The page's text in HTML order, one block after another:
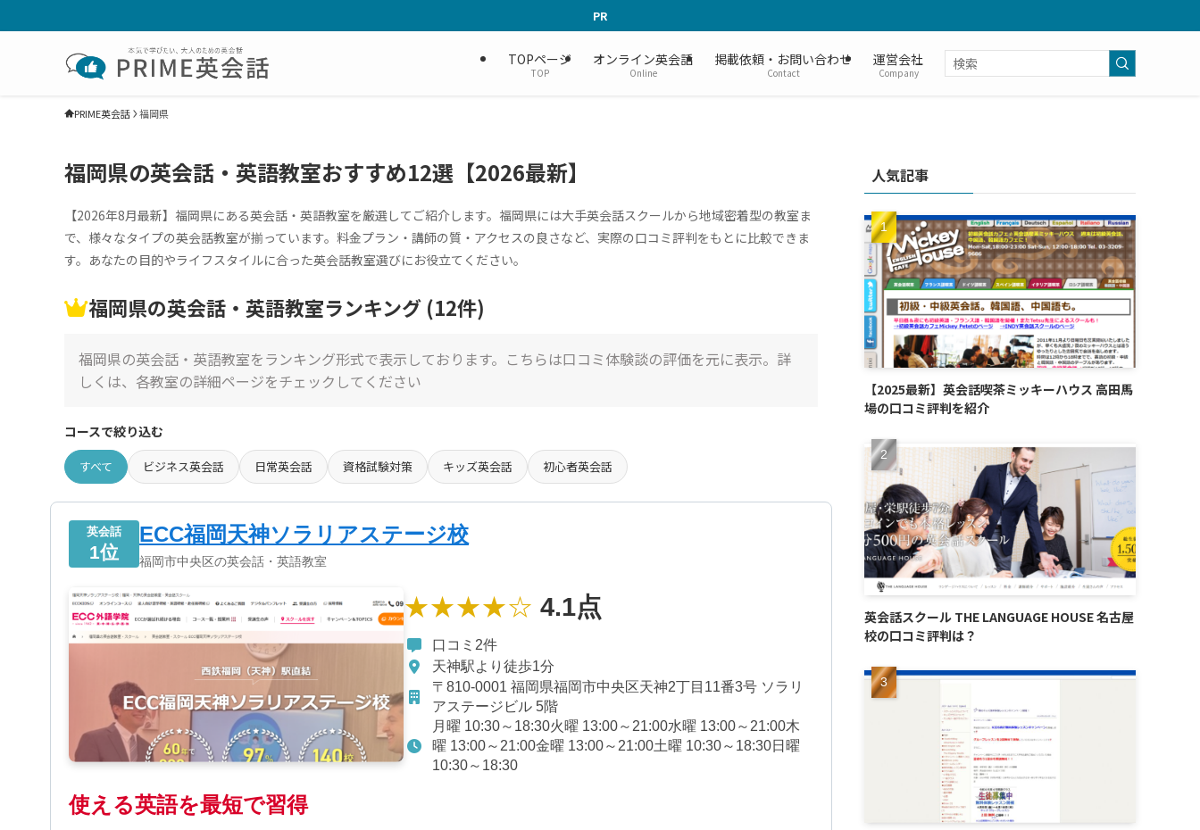
PR
TOPページ
TOP
オンライン英会話
Online
掲載依頼・お問い合わせ
Contact
運営会社
Company
PRIME英会話 福岡県
福岡県の英会話・英語教室おすすめ12選【2026最新】
【2026年8月最新】福岡県にある英会話・英語教室を厳選してご紹介します。福岡県には大手英会話スクールから地域密着型の教室ま
で、様々なタイプの英会話教室が揃っています。料金プラン・講師の質・アクセスの良さなど、実際の口コミ評判をもとに比較できま
す。あなたの目的やライフスタイルに合った英会話教室選びにお役立てください。
福岡県の英会話・英語教室ランキング (12件)
福岡県の英会話・英語教室をランキング形式で表示しております。こちらは口コミ体験談の評価を元に表示。詳
しくは、各教室の詳細ページをチェックしてください
コースで絞り込む
すべて ビジネス英会話 日常英会話 資格試験対策 キッズ英会話 初心者英会話
英会話
1位
ECC福岡天神ソラリアステージ校
福岡市中央区の英会話・英語教室
★★★★☆ 4.1点
口コミ2件
天神駅より徒歩1分
〒810-0001 福岡県福岡市中央区天神2丁目11番3号 ソラリ
アステージビル 5階
月曜 10:30～18:30火曜 13:00～21:00水曜 13:00～21:00木
曜 13:00～21:00金曜 13:00～21:00土曜 10:30～18:30日曜
10:30～18:30
使える英語を最短で習得
人気記事
【2025最新】英会話喫茶ミッキーハウス 高田馬
場の口コミ評判を紹介
英会話スクール THE LANGUAGE HOUSE 名古屋
校の口コミ評判は？